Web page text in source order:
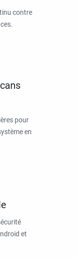
contre
pour
en
et